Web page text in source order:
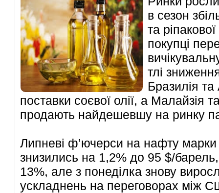
в сезон
та
покупці
тлі
Бразилія
поставки соєвої олії, а Малайзія
продають найдешевшу на ринку
Липневі ф’ючерси на нафту
знизились на 1,2% до 95 $/
13%, але з понеділка знову
ускладнень на переговорах між